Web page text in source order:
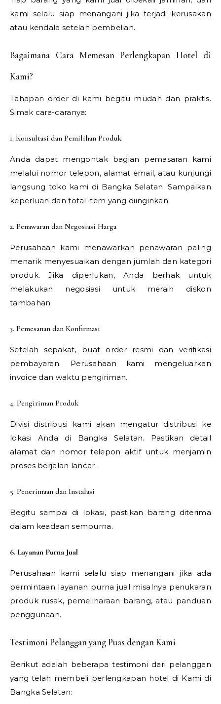
kami selalu siap menangani jika terjadi kerusakan
atau kendala setelah pembelian.
Bagaimana Cara Memesan Perlengkapan Hotel di
Kami?
Tahapan order di kami begitu mudah dan praktis.
Simak cara-caranya:
1. Konsultasi dan Pemilihan Produk
Anda dapat mengontak bagian pemasaran kami
melalui nomor telepon, alamat email, atau kunjungi
langsung toko kami di Bangka Selatan. Sampaikan
keperluan dan total item yang diinginkan.
2. Penawaran dan Negosiasi Harga
Perusahaan kami menawarkan penawaran paling
menarik menyesuaikan dengan jumlah dan kategori
produk. Jika diperlukan, Anda berhak untuk
melakukan negosiasi untuk meraih diskon
tambahan.
3. Pemesanan dan Konfirmasi
Setelah sepakat, buat order resmi dan verifikasi
pembayaran. Perusahaan kami mengeluarkan
invoice dan waktu pengiriman.
4. Pengiriman Produk
Divisi distribusi kami akan mengatur distribusi ke
lokasi Anda di Bangka Selatan. Pastikan detail
alamat dan nomor telepon aktif untuk menjamin
proses berjalan lancar.
5. Penerimaan dan Instalasi
Begitu sampai di lokasi, pastikan barang diterima
dalam keadaan sempurna.
6. Layanan Purna Jual
Perusahaan kami selalu siap menangani jika ada
permintaan layanan purna jual misalnya penukaran
produk rusak, pemeliharaan barang, atau panduan
penggunaan.
Testimoni Pelanggan yang Puas dengan Kami
Berikut adalah beberapa testimoni dari pelanggan
yang telah membeli perlengkapan hotel di Kami di
Bangka Selatan: